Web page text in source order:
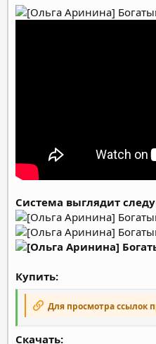
Система выглядит
Купить:
Для просмотра ссылок
Скачать:​